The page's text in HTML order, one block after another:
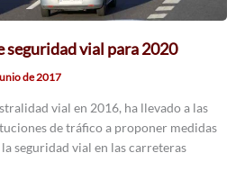
seguridad vial para 2020
de 2017
vial en 2016, ha llevado a las
de tráfico a proponer medidas
seguridad vial en las carreteras